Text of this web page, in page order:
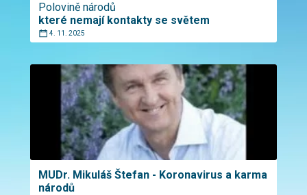
Polovině národů
které nemají kontakty se světem
4. 11. 2025
MUDr. Mikuláš Štefan - Koronavirus a karma
národů